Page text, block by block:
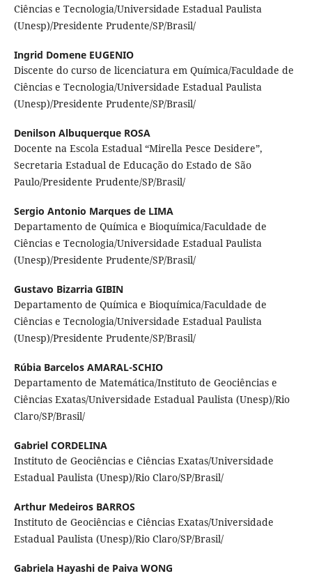
Ciências e Tecnologia/Universidade Estadual Paulista
(Unesp)/Presidente Prudente/SP/Brasil/
Ingrid Domene EUGENIO
Discente do curso de licenciatura em Química/Faculdade de
Ciências e Tecnologia/Universidade Estadual Paulista
(Unesp)/Presidente Prudente/SP/Brasil/
Denilson Albuquerque ROSA
Docente na Escola Estadual “Mirella Pesce Desidere”,
Secretaria Estadual de Educação do Estado de São
Paulo/Presidente Prudente/SP/Brasil/
Sergio Antonio Marques de LIMA
Departamento de Química e Bioquímica/Faculdade de
Ciências e Tecnologia/Universidade Estadual Paulista
(Unesp)/Presidente Prudente/SP/Brasil/
Gustavo Bizarria GIBIN
Departamento de Química e Bioquímica/Faculdade de
Ciências e Tecnologia/Universidade Estadual Paulista
(Unesp)/Presidente Prudente/SP/Brasil/
Rúbia Barcelos AMARAL-SCHIO
Departamento de Matemática/Instituto de Geociências e
Ciências Exatas/Universidade Estadual Paulista (Unesp)/Rio
Claro/SP/Brasil/
Gabriel CORDELINA
Instituto de Geociências e Ciências Exatas/Universidade
Estadual Paulista (Unesp)/Rio Claro/SP/Brasil/
Arthur Medeiros BARROS
Instituto de Geociências e Ciências Exatas/Universidade
Estadual Paulista (Unesp)/Rio Claro/SP/Brasil/
Gabriela Hayashi de Paiva WONG